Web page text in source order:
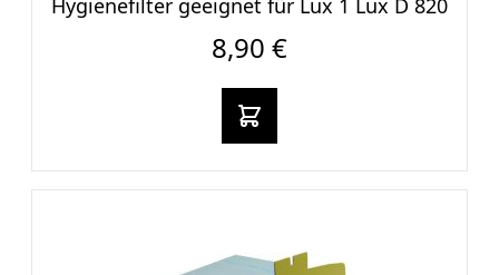
Hygienefilter geeignet für Lux 1 Lux D 820
8,90 €
In den warenkorb